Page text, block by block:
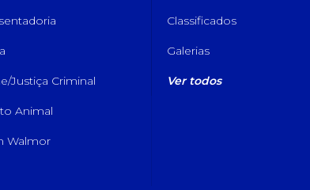
Justiça Criminal
Animal
Walmor
Classificados
Galerias
Ver todos